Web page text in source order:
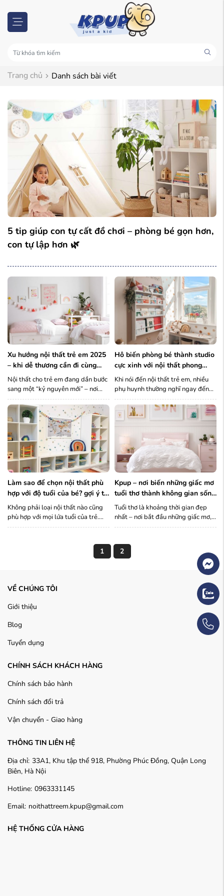
Trang chủ Danh sách bài viết
5 tip giúp con tự cất đồ chơi – phòng bé gọn hơn,
con tự lập hơn 🌿
xu hướng nội thất trẻ em 2025
– khi dễ thương cần đi cùng
thông minh và bền vững
Nội thất cho trẻ em đang dần bước
sang một “kỷ nguyên mới” – nơi
thẩm mỹ và chức năng thông minh
đi song song với tính bền vững và
cá nhân hóa. KPUP cập nhật đến ba
mẹ những xu ...
hô biến phòng bé thành studio
cực xinh với nội thất phong
cách hàn quốc
Khi nói đến nội thất trẻ em, nhiều
phụ huynh thường nghĩ ngay đến
sự dễ thương, rực rỡ và nhiều màu
sắc. Nhưng nếu bạn đang tìm kiếm
một phong cách vừa đáng yêu, tối
làm sao để chọn nội thất phù
hợp với độ tuổi của bé? gợi ý từ
kpup
Không phải loại nội thất nào cũng
phù hợp với mọi lứa tuổi của trẻ.
Mỗi giai đoạn phát triển đều cần
tối ưu về thể chất, tâm lý và hành
kpup – nơi biến những giấc mơ
tuổi thơ thành không gian sống
dễ thương và an toàn
Tuổi thơ là khoảng thời gian đẹp
nhất – nơi bắt đầu những giấc mơ,
nơi hình thành tính cách, và cũng là
thương, chăm sóc từ những điều
nhỏ nhất. Một ...
1 2
VỀ CHÚNG TÔI
Giới thiệu
Blog
Tuyển dụng
CHÍNH SÁCH KHÁCH HÀNG
Chính sách bảo hành
Chính sách đổi trả
Vận chuyển - Giao hàng
THÔNG TIN LIÊN HỆ
Địa chỉ: 33A1, Khu tập thể 918, Phường Phúc Đồng, Quận Long
Biên, Hà Nội
Hotline: 0963331145
Email: noithattreem.kpup@gmail.com
HỆ THỐNG CỬA HÀNG